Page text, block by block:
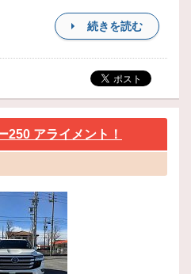
続きを読む
250 アライメント！